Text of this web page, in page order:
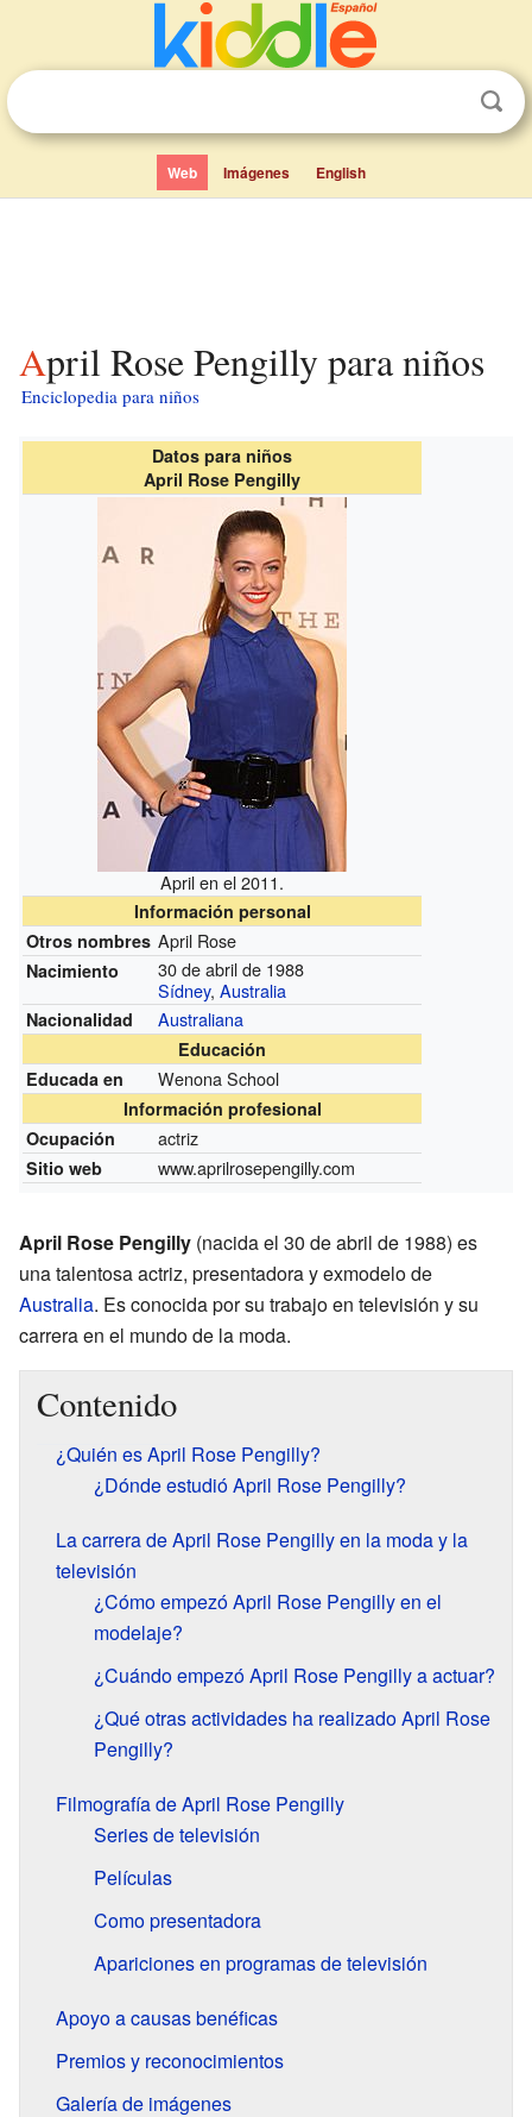
Web Imágenes English
April Rose Pengilly para niños
Enciclopedia para niños
Datos para niños
April Rose Pengilly
April en el 2011.
Información personal
Otros nombres April Rose
Nacimiento
30 de abril de 1988
Sídney,Australia
Nacionalidad Australiana
Educación
Educada en
Wenona School
Información profesional
Ocupación
actriz
Sitio web www.aprilrosepengilly.com
April Rose Pengilly (nacida el 30 de abril de 1988) es
una talentosa actriz, presentadora y exmodelo de
Australia. Es conocida por su trabajo en televisión y su
carrera en el mundo de la moda.
Contenido
¿Quién es April Rose Pengilly?
¿Dónde estudió April Rose Pengilly?
La carrera de April Rose Pengilly en la moda y la
televisión
¿Cómo empezó April Rose Pengilly en el
modelaje?
¿Cuándo empezó April Rose Pengilly a actuar?
¿Qué otras actividades ha realizado April Rose
Pengilly?
Filmografía de April Rose Pengilly
Series de televisión
Películas
Como presentadora
Apariciones en programas de televisión
Apoyo a causas benéficas
Premios y reconocimientos
Galería de imágenes